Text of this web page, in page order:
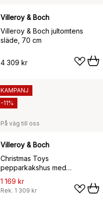
Villeroy & Boch
Villeroy & Boch jultomtens
släde, 70 cm
4 309 kr
På väg till oss
Villeroy & Boch
Christmas Toys
pepparkakshus med
musikbox, Biege
1 169 kr
Rek. 1 309 kr
KAMPANJ
-11%